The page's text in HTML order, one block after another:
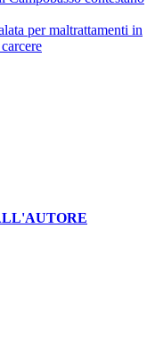
per maltrattamenti in